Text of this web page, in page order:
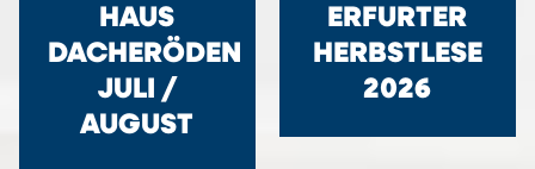
HAUS
DACHERÖDEN
JULI /
AUGUST
ERFURTER
HERBSTLESE
2026